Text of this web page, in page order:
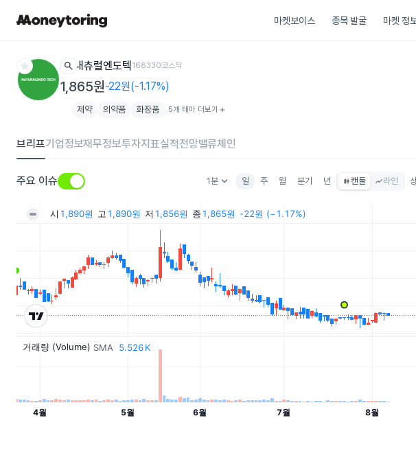
마켓보이스 종목 발굴 마켓 정
star search 내츄럴엔도텍168330코스닥
1,865원-22원(-1.17%)
제약 의약품 화장품 5개 테마 더보기 add
브리프기업정보재무정보투자지표실적전망밸류체인
주요 이슈 1분keyboard_arrow_down 일 주 월 분기 년 캔들 라인